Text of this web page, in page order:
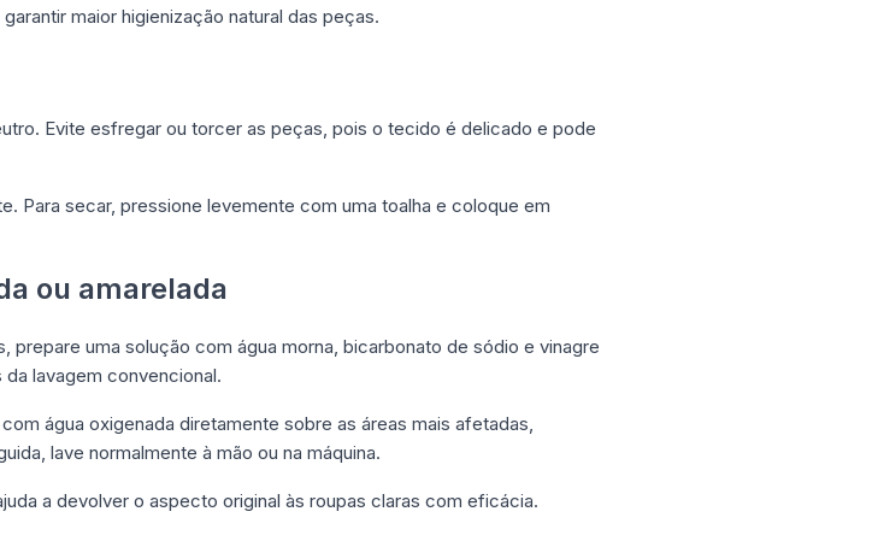
maior higienização natural das peças.
Evite esfregar ou torcer as peças, pois o tecido é delicado e pode
Para secar, pressione levemente com uma toalha e coloque em
ou amarelada
prepare uma solução com água morna, bicarbonato de sódio e vinagre
lavagem convencional.
água oxigenada diretamente sobre as áreas mais afetadas,
lave normalmente à mão ou na máquina.
a devolver o aspecto original às roupas claras com eficácia.